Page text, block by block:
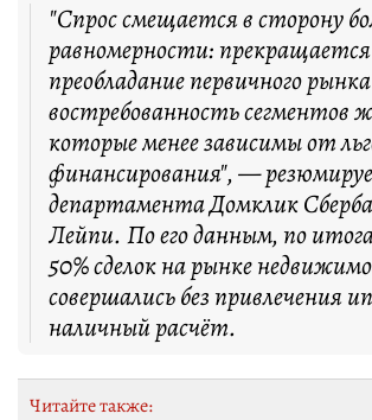
"Спрос смещается в сторону
равномерности: прекращается
преобладание первичного
востребованность сегментов
которые менее зависимы от
финансирования", —
департамента Домклик
Лейпи. По его данным, по
50% сделок на рынке
совершались без привлечения
наличный расчёт.
Читайте также: